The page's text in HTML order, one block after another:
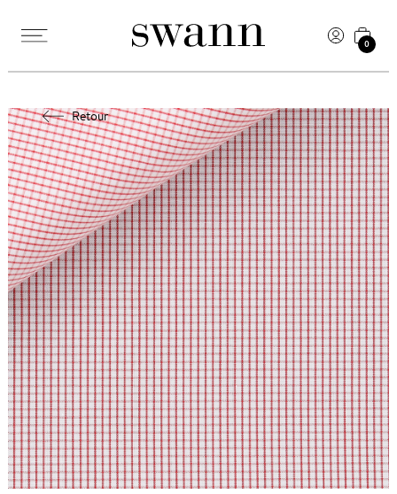
0
Retour